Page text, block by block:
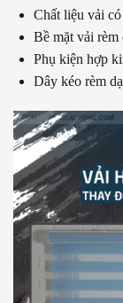
Chất liệu vải
Bề mặt vải rèm
Phụ kiện hợp
Dây kéo rèm